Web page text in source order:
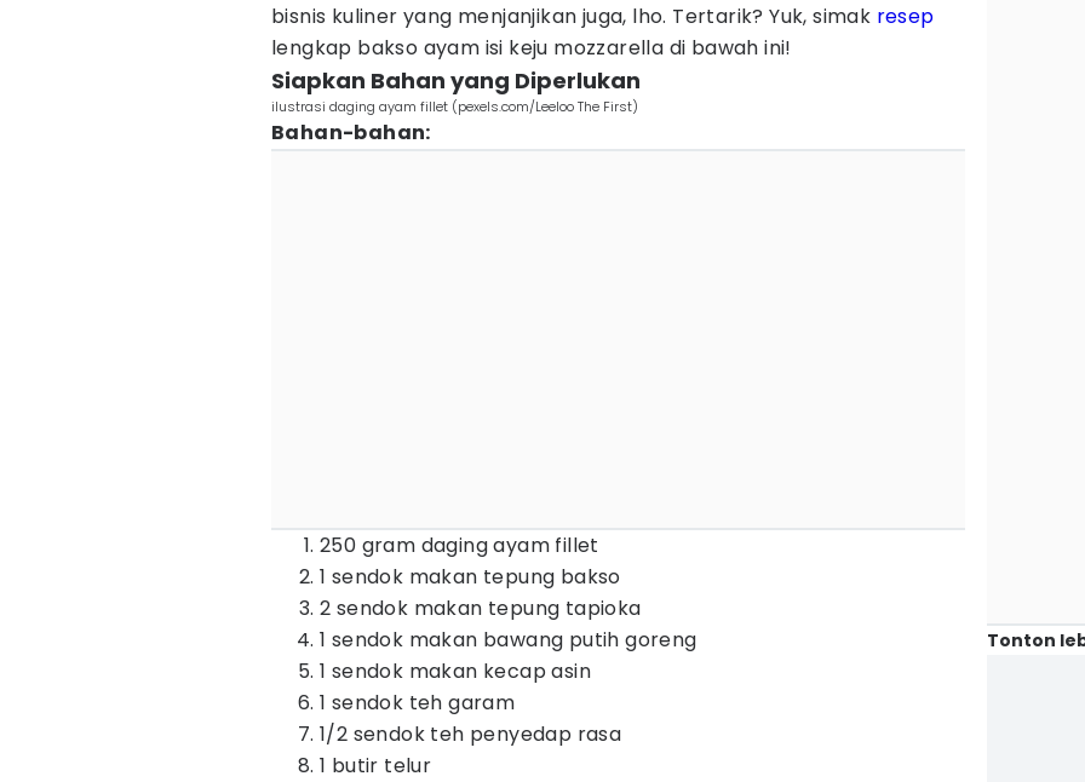
bisnis kuliner yang menjanjikan juga, lho. Tertarik? Yuk, simak resep
lengkap bakso ayam isi keju mozzarella di bawah ini!
Siapkan Bahan yang Diperlukan
ilustrasi daging ayam fillet (pexels.com/Leeloo The First)
Bahan-bahan:
250 gram daging ayam fillet
1 sendok makan tepung bakso
2 sendok makan tepung tapioka
1 sendok makan bawang putih goreng
1 sendok makan kecap asin
1 sendok teh garam
1/2 sendok teh penyedap rasa
1 butir telur
Tonton